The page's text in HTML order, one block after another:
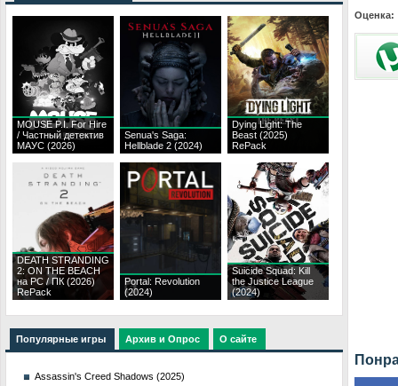
MOUSE P.I. For Hire
/ Частный детектив
МАУС (2026)
Senua's Saga:
Hellblade 2 (2024)
Dying Light: The
Beast (2025)
RePack
DEATH STRANDING
2: ON THE BEACH
на PC / ПК (2026)
RePack
Portal: Revolution
(2024)
Suicide Squad: Kill
the Justice League
(2024)
Популярные игры Архив и Опрос О сайте
Assassin's Creed Shadows (2025)
Оценка: